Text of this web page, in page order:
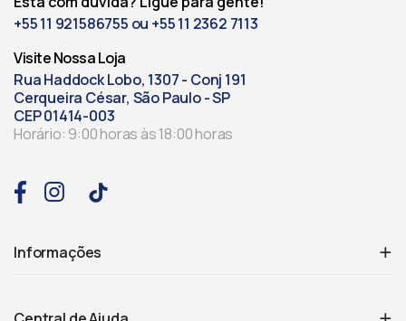
+55 11 921586755 ou +55 11 2362 7113
Visite Nossa Loja
Rua Haddock Lobo, 1307 - Conj 191
Cerqueira César, São Paulo - SP
CEP 01414-003
Horário: 9:00 horas às 18:00 horas
Informações